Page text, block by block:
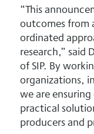
“This
outcomes from
ordinated
research,” said
of SIP. By
organizations,
we are
practical
producers and